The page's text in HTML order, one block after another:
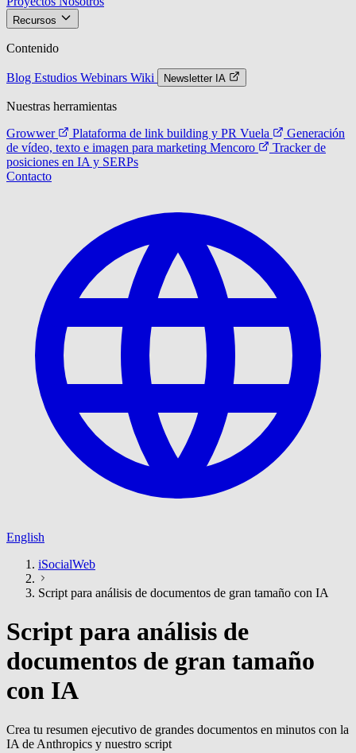
Recursos
Contenido
Blog Estudios Webinars Wiki Newsletter IA
Nuestras herramientas
Growwer
Plataforma de link building y PR Vuela
Generación
de vídeo, texto e imagen para marketing Mencoro
Tracker de
posiciones en IA y SERPs
Contacto
English
iSocialWeb
Script para análisis de documentos de gran tamaño con IA
Script para análisis de
documentos de gran tamaño
con IA
Crea tu resumen ejecutivo de grandes documentos en minutos con la
IA de Anthropics y nuestro script